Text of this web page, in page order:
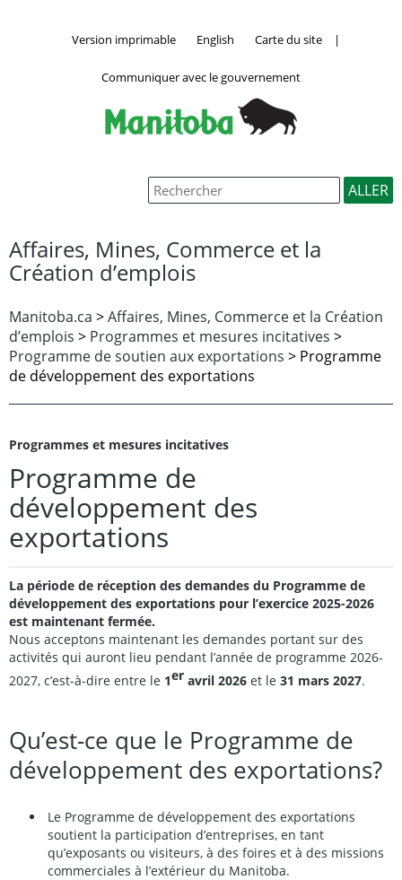
Version imprimable English Carte du site |
Communiquer avec le gouvernement
Affaires, Mines, Commerce et la
Création d’emplois
Manitoba.ca >Affaires, Mines, Commerce et la Création
d’emplois > Programmes et mesures incitatives >
Programme de soutien aux exportations > Programme
de développement des exportations
Programmes et mesures incitatives
Programme de
développement des
exportations
La période de réception des demandes du Programme de
développement des exportations pour l’exercice 2025-2026
est maintenant fermée.
Nous acceptons maintenant les demandes portant sur des
activités qui auront lieu pendant l’année de programme 2026-
2027, c’est-à-dire entre le 1er avril 2026 et le 31 mars 2027.
Qu’est-ce que le Programme de
développement des exportations?
Le Programme de développement des exportations
soutient la participation d’entreprises, en tant
qu’exposants ou visiteurs, à des foires et à des missions
commerciales à l’extérieur du Manitoba.